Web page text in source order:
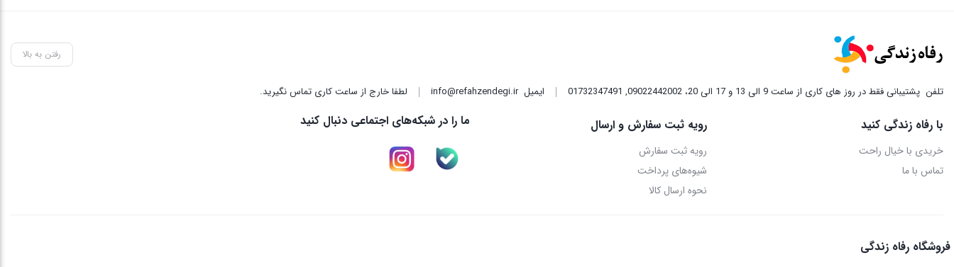
رفتن به بالا
تلفن پشتیبانی فقط در روز های کاری از ساعت 9 الی 13 و 17 الی 20، 09022442002 ,
01732347491 ایمیلinfo@refahzendegi.ir لطفا خارج از ساعت کاری تماس نگیرید.
با رفاه زندگی کنید
خریدی با خیال راحت
تماس با ما
رویه ثبت سفارش و ارسال
رویه ثبت سفارش
شیوه‌های پرداخت
نحوه ارسال کالا
ما را در شبکه‌های اجتماعی دنبال کنید
فروشگاه رفاه زندگی